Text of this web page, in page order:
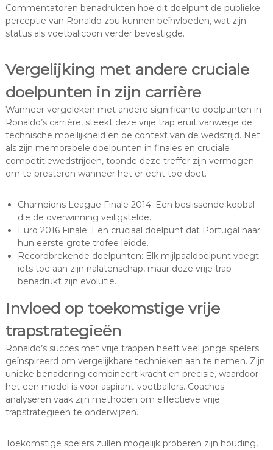
Commentatoren benadrukten hoe dit doelpunt de publieke
perceptie van Ronaldo zou kunnen beïnvloeden, wat zijn
status als voetbalicoon verder bevestigde.
Vergelijking met andere cruciale
doelpunten in zijn carrière
Wanneer vergeleken met andere significante doelpunten in
Ronaldo’s carrière, steekt deze vrije trap eruit vanwege de
technische moeilijkheid en de context van de wedstrijd. Net
als zijn memorabele doelpunten in finales en cruciale
competitiewedstrijden, toonde deze treffer zijn vermogen
om te presteren wanneer het er echt toe doet.
Champions League Finale 2014: Een beslissende kopbal
die de overwinning veiligstelde.
Euro 2016 Finale: Een cruciaal doelpunt dat Portugal naar
hun eerste grote trofee leidde.
Recordbrekende doelpunten: Elk mijlpaaldoelpunt voegt
iets toe aan zijn nalatenschap, maar deze vrije trap
benadrukt zijn evolutie.
Invloed op toekomstige vrije
trapstrategieën
Ronaldo’s succes met vrije trappen heeft veel jonge spelers
geïnspireerd om vergelijkbare technieken aan te nemen. Zijn
unieke benadering combineert kracht en precisie, waardoor
het een model is voor aspirant-voetballers. Coaches
analyseren vaak zijn methoden om effectieve vrije
trapstrategieën te onderwijzen.
Toekomstige spelers zullen mogelijk proberen zijn houding,